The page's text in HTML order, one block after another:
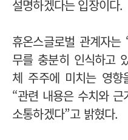
설명하겠다는 입장이다.
휴온스글로벌 관계자
무를 충분히 인식하고
체 주주에 미치는 영향
“관련 내용은 수치와
소통하겠다”고 밝혔다.